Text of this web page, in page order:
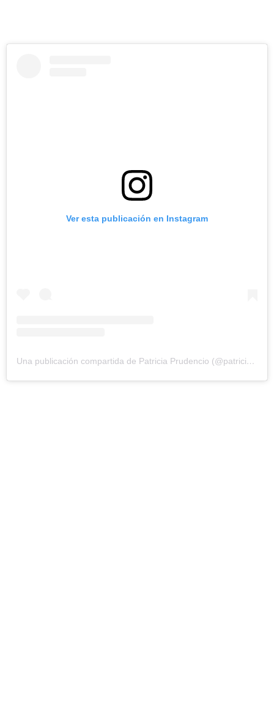
Ver esta publicación en Instagram
Una publicación compartida de Patricia Prudencio (@patriciaprudencio98)